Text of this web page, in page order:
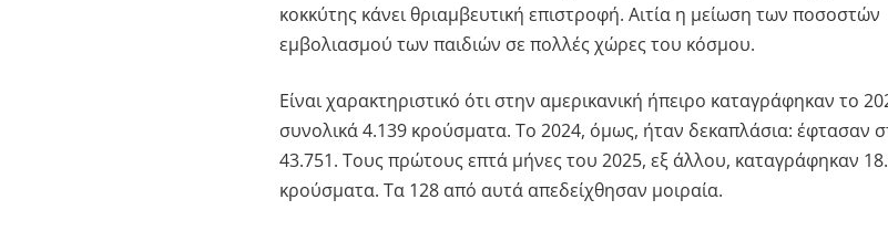
κοκκύτης κάνει θριαμβευτική επιστροφή. Αιτία η μείωση των ποσοστών
εμβολιασμού των παιδιών σε πολλές χώρες του κόσμου.
Είναι χαρακτηριστικό ότι στην αμερικανική ήπειρο καταγράφηκαν το
συνολικά 4.139 κρούσματα. Το 2024, όμως, ήταν δεκαπλάσια: έφτασαν
43.751. Τους πρώτους επτά μήνες του 2025, εξ άλλου, καταγράφηκαν
κρούσματα. Τα 128 από αυτά απεδείχθησαν μοιραία.